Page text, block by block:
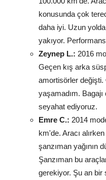
konusunda çok
daha iyi. Uzun
yakıyor.
Zeynep L.: 2016
Geçen kış arka
amortisörler değişti.
yaşamadım.
seyahat ediyoruz.
Emre C.: 2014
km'de. Aracı
şanzıman yağının
Şanzıman bu
gerekiyor. Şu an bir